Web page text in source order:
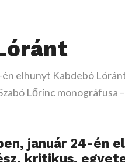
elhunyt Kabdebó
Lőrinc monográfusa
január 24-én
kritikus,